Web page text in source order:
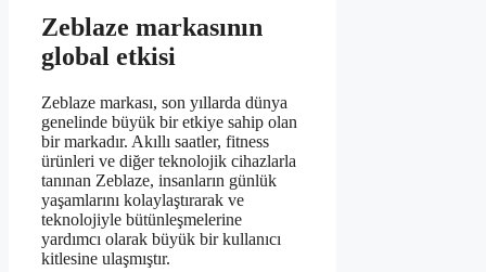
Zeblaze markasının
global etkisi
Zeblaze markası, son yıllarda dünya
genelinde büyük bir etkiye sahip olan
bir markadır. Akıllı saatler, fitness
ürünleri ve diğer teknolojik cihazlarla
tanınan Zeblaze, insanların günlük
yaşamlarını kolaylaştırarak ve
teknolojiyle bütünleşmelerine
yardımcı olarak büyük bir kullanıcı
kitlesine ulaşmıştır.